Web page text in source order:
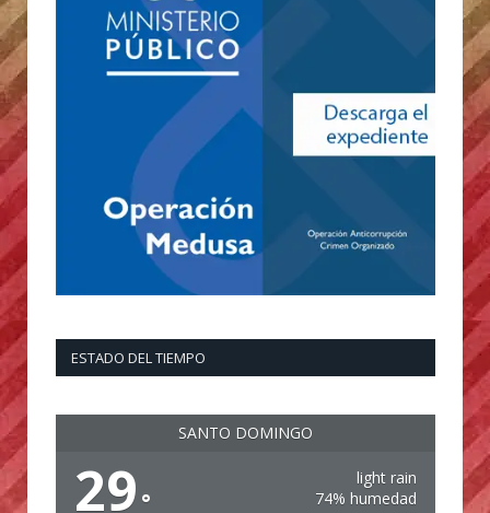
ESTADO DEL TIEMPO
SANTO DOMINGO
29 °
light rain
74% humedad